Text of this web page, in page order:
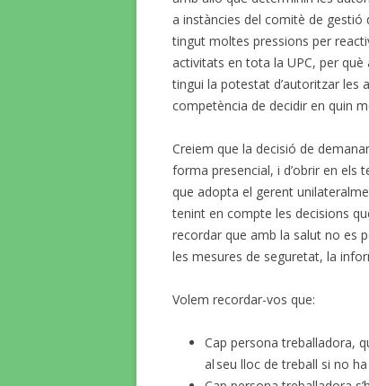
a instàncies del comitè de gestió
tingut moltes pressions per
activitats en tota la UPC, per
tingui la potestat d’autoritzar les
competència de decidir en quin
Creiem que la decisió de
forma presencial, i d’obrir en els
que adopta el gerent
tenint en compte les decisions
recordar que amb la salut no es
les mesures de seguretat, la
Volem recordar-vos que:
Cap persona treballadora,
al seu lloc de treball si no